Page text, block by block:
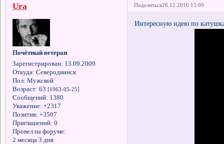
Поделиться26.12.2016 15:09
Ura
Почётный ветеран
Зарегистрирован: 13.09.2009
Откуда: Северодвинск
Пол: Мужской
Возраст: 63 [1963-05-25]
Сообщений: 1380
Уважение: +2317
Позитив: +3507
Приглашений: 0
Провел на форуме:
2 месяца 3 дня
Интересную идею по